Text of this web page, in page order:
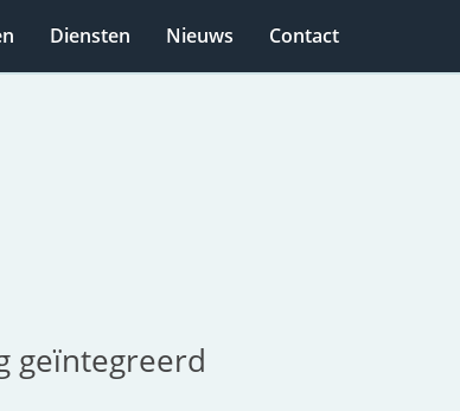
Diensten Nieuws Contact
geïntegreerd